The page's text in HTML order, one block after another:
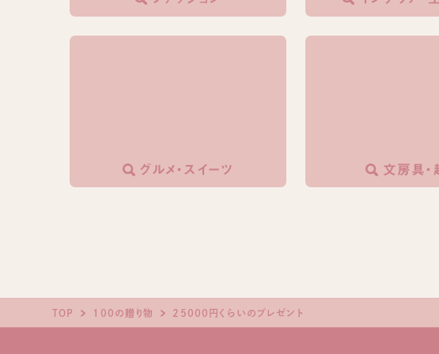
グルメ・スイーツ 文房具・
TOP 100の贈り物 25000円くらいのプレゼント